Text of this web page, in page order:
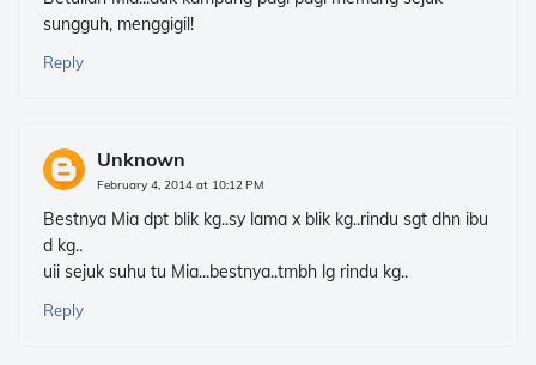
sungguh, menggigil!
Reply
Unknown
February 4, 2014 at 10:12 PM
Bestnya Mia dpt blik kg..sy lama x blik kg..rindu sgt dhn ibu
d kg..
uii sejuk suhu tu Mia...bestnya..tmbh lg rindu kg..
Reply